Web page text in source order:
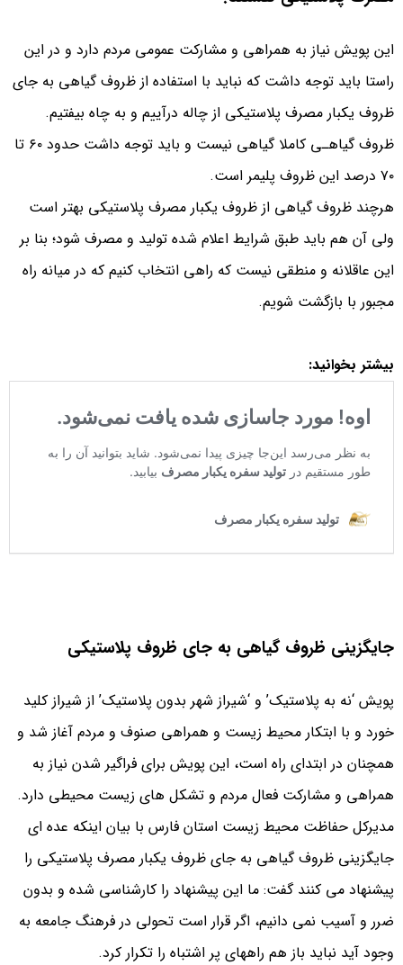
این پویش نیاز به همراهی و مشارکت عمومی مردم دارد و در این
راستا باید توجه داشت که نباید با استفاده از ظروف گیاهی به جای
ظروف یکبار مصرف پلاستیکی از چاله درآییم و به چاه بیفتیم.
ظروف گیاهـی کاملا گیاهی نیست و باید توجه داشت حدود ۶٠ تا
٧٠ درصد این ظروف پلیمر است.
هرچند ظروف گیاهی از ظروف یکبار مصرف پلاستیکی بهتر است
ولی آن هم باید طبق شرایط اعلام شده تولید و مصرف شود؛ بنا بر
این عاقلانه و منطقی نیست که راهی انتخاب کنیم که در میانه راه
مجبور با بازگشت شویم.
بیشتر بخوانید:
جایگزینی ظروف گیاهی به جای ظروف پلاستیکی
پویش ‘نه به پلاستیک’ و ‘شیراز شهر بدون پلاستیک’ از شیراز کلید
خورد و با ابتکار محیط زیست و همراهی صنوف و مردم آغاز شد و
همچنان در ابتدای راه است، این پویش برای فراگیر شدن نیاز به
همراهی و مشارکت فعال مردم و تشکل های زیست محیطی دارد.
مدیرکل حفاظت محیط زیست استان فارس با بیان اینکه عده ای
جایگزینی ظروف گیاهی به جای ظروف یکبار مصرف پلاستیکی را
پیشنهاد می کنند گفت: ما این پیشنهاد را کارشناسی شده و بدون
ضرر و آسیب نمی دانیم، اگر قرار است تحولی در فرهنگ جامعه به
وجود آید نباید باز هم راههای پر اشتباه را تکرار کرد.